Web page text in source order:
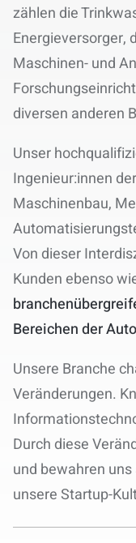
zählen die
Energieversorger,
Maschinen- und
diversen anderen
Unser
Ingenieur:innen
Maschinenbau,
Von dieser
Kunden ebenso
Bereichen der
Unsere Branche
Veränderungen.
Durch diese
und bewahren
unsere Startup-